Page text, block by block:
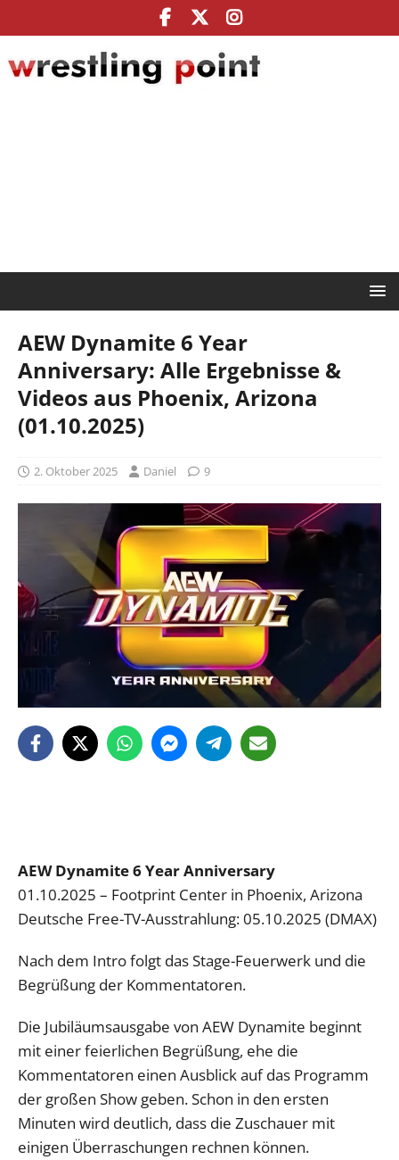
AEW Dynamite 6 Year
Anniversary: Alle Ergebnisse &
Videos aus Phoenix, Arizona
(01.10.2025)
2. Oktober 2025 Daniel 9
AEW Dynamite 6 Year Anniversary
01.10.2025 – Footprint Center in Phoenix, Arizona
Deutsche Free-TV-Ausstrahlung: 05.10.2025 (DMAX)
Nach dem Intro folgt das Stage-Feuerwerk und die
Begrüßung der Kommentatoren.
Die Jubiläumsausgabe von AEW Dynamite beginnt
mit einer feierlichen Begrüßung, ehe die
Kommentatoren einen Ausblick auf das Programm
der großen Show geben. Schon in den ersten
Minuten wird deutlich, dass die Zuschauer mit
einigen Überraschungen rechnen können.